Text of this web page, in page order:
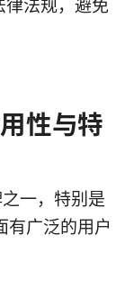
律法规，避免
性与特
一，特别是
有广泛的用户